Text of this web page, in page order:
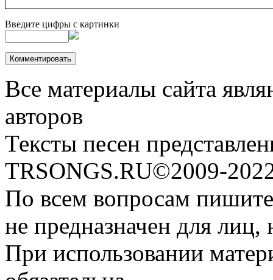
Введите цифры с картинки
Все материалы сайта
авторов
Тексты песен
TRSONGS.RU©2009-
По всем вопросам
не предназначен для
При использовании